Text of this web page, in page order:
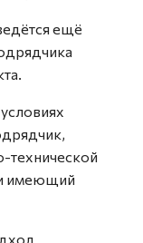
ещё
технической
имеющий